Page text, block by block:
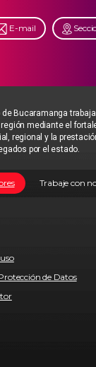
E-mail
Bucaramanga
mediante el
regional y la
por el estado.
Trabaje con
de Datos